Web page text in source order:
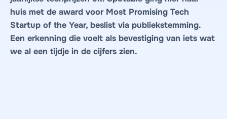
huis met de award voor Most Promising Tech
Startup of the Year, beslist via publiekstemming.
Een erkenning die voelt als bevestiging van iets wat
we al een tijdje in de cijfers zien.